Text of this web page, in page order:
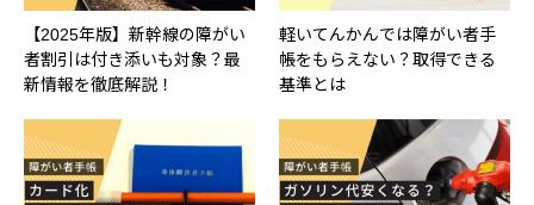
【2025年版】新幹線の障がい
者割引は付き添いも対象？最
新情報を徹底解説！
軽いてんかんでは障がい者手
帳をもらえない？取得できる
基準とは